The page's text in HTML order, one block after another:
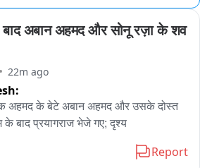
बाद अबान अहमद और सोनू रज़ा के शव
22m ago
अहमद के बेटे अबान अहमद और उसके दोस्त
के बाद प्रयागराज भेजे गए; दृश्य
Report